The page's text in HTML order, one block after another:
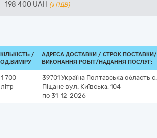
198 400 UAH (з ПДВ)
КІЛЬКІСТЬ /
ОД.ВИМІРУ
АДРЕСА ДОСТАВКИ / СТРОК ПОСТАВКИ/
ВИКОНАННЯ РОБІТ/НАДАННЯ ПОСЛУГ:
1 700
літр
39701 Україна Полтавська область c.
Піщане вул. Київська, 104
по 31-12-2026